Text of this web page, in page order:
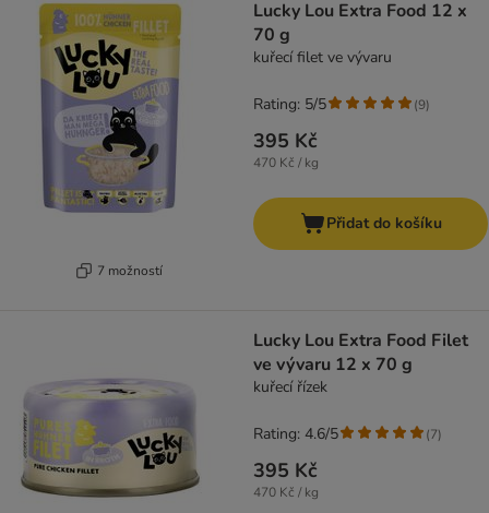
7 možností
Lucky Lou Extra Food 12 x
70 g
kuřecí filet ve vývaru
395 Kč
470 Kč / kg
Rating: 5/5 (9)
Přidat do košíku
Lucky Lou Extra Food Filet
ve vývaru 12 x 70 g
kuřecí řízek
395 Kč
470 Kč / kg
Rating: 4.6/5 (7)